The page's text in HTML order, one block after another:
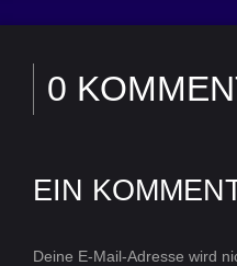
0
EIN
Deine E-Mail-Adresse wird